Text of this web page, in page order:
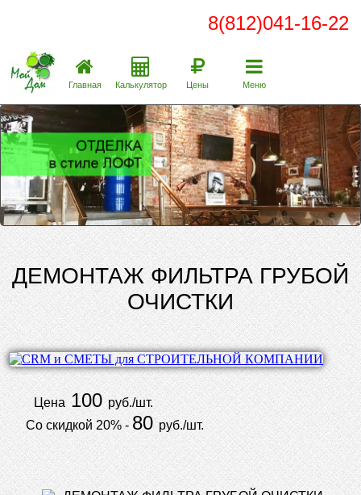
8(812)041-16-22
Главная Калькулятор Цены Меню
ДЕМОНТАЖ ФИЛЬТРА ГРУБОЙ
ОЧИСТКИ
Цена 100руб./шт.
Со скидкой 20% - 80 руб./шт.